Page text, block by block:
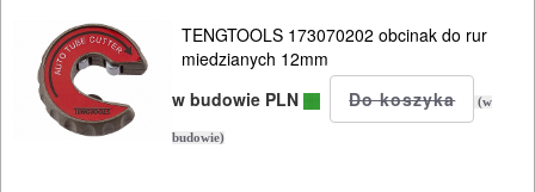
SPAWALNICTWO
URZĄDZENIA
ROZRUCHOWE
TENGTOOLS 173070202 obcinak do rur
miedzianych 12mm
w budowie PLN
(w
budowie)